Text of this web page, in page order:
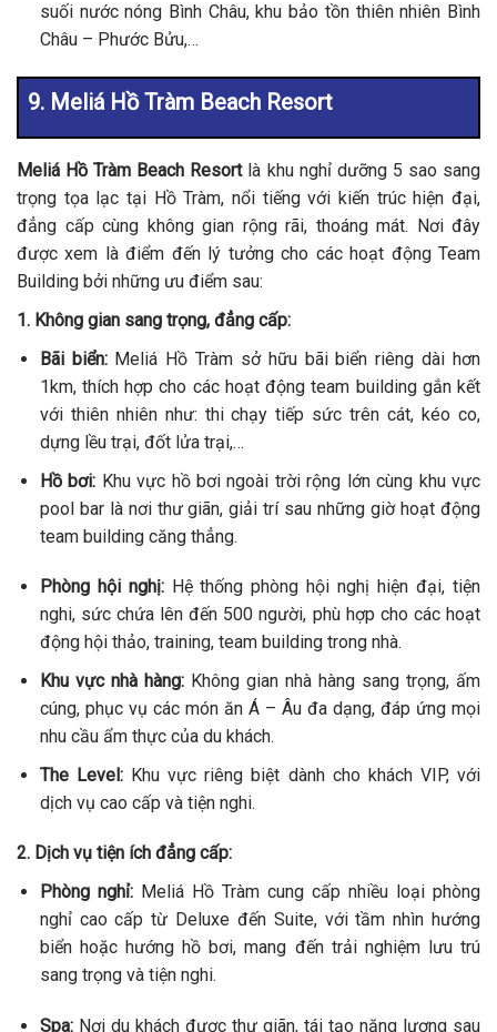
suối nước nóng Bình Châu, khu bảo tồn thiên nhiên Bình
Châu – Phước Bửu,…
9. Meliá Hồ Tràm Beach Resort
Meliá Hồ Tràm Beach Resortlà khu nghỉ dưỡng 5 sao sang
trọng tọa lạc tại Hồ Tràm, nổi tiếng với kiến trúc hiện đại,
đẳng cấp cùng không gian rộng rãi, thoáng mát. Nơi đây
được xem là điểm đến lý tưởng cho các hoạt động Team
Building bởi những ưu điểm sau:
1. Không gian sang trọng, đẳng cấp:
Bãi biển:Meliá Hồ Tràm sở hữu bãi biển riêng dài hơn
1km, thích hợp cho các hoạt động team building gắn kết
với thiên nhiên như: thi chạy tiếp sức trên cát, kéo co,
dựng lều trại, đốt lửa trại,…
Hồ bơi: Khu vực hồ bơi ngoài trời rộng lớn cùng khu vực
pool bar là nơi thư giãn, giải trí sau những giờ hoạt động
team building căng thẳng.
Phòng hội nghị:Hệ thống phòng hội nghị hiện đại, tiện
nghi, sức chứa lên đến 500 người, phù hợp cho các hoạt
động hội thảo, training, team building trong nhà.
Khu vực nhà hàng:Không gian nhà hàng sang trọng, ấm
cúng, phục vụ các món ăn Á – Âu đa dạng, đáp ứng mọi
nhu cầu ẩm thực của du khách.
The Level:Khu vực riêng biệt dành cho khách VIP, với
dịch vụ cao cấp và tiện nghi.
2. Dịch vụ tiện ích đẳng cấp:
Phòng nghỉ:Meliá Hồ Tràm cung cấp nhiều loại phòng
nghỉ cao cấp từ Deluxe đến Suite, với tầm nhìn hướng
biển hoặc hướng hồ bơi, mang đến trải nghiệm lưu trú
sang trọng và tiện nghi.
Spa:Nơi du khách được thư giãn, tái tạo năng lượng sau